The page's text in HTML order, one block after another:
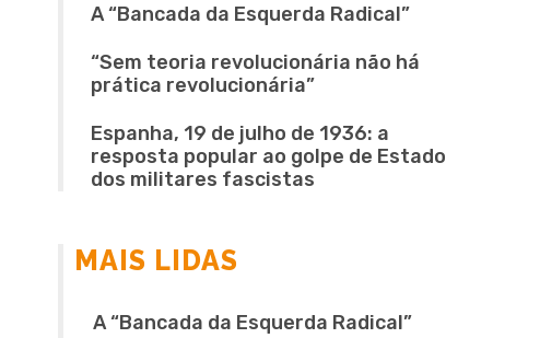
A “Bancada da Esquerda Radical”
“Sem teoria revolucionária não há
prática revolucionária”
Espanha, 19 de julho de 1936: a
resposta popular ao golpe de Estado
dos militares fascistas
MAIS LIDAS
A “Bancada da Esquerda Radical”